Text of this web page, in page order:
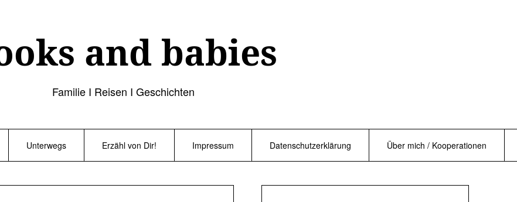
and babies
Familie I Reisen I Geschichten
Unterwegs Erzähl von Dir! Impressum Datenschutzerklärung Über mich / Kooperationen